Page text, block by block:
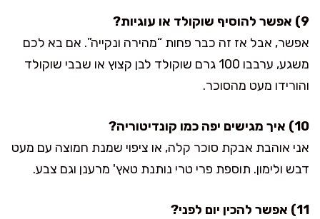
9) אפשר להוסיף שוקולד או עוגיות?
אפשר, אבל אז זה כבר פחות “מהירה ונקייה”. אם בא לכם
משגע, ערבבו 100 גרם שוקולד לבן קצוץ או שבבי שוקולד
והורידו מעט מהסוכר.
10) איך מגישים יפה כמו קונדיטוריה?
אני אוהבת אבקת סוכר קלה, או ציפוי שמנת חמוצה עם מעט
דבש ולימון. תוספת פרי טרי נותנת טאץ' מרענן וגם צבע.
11) אפשר להכין יום לפני?